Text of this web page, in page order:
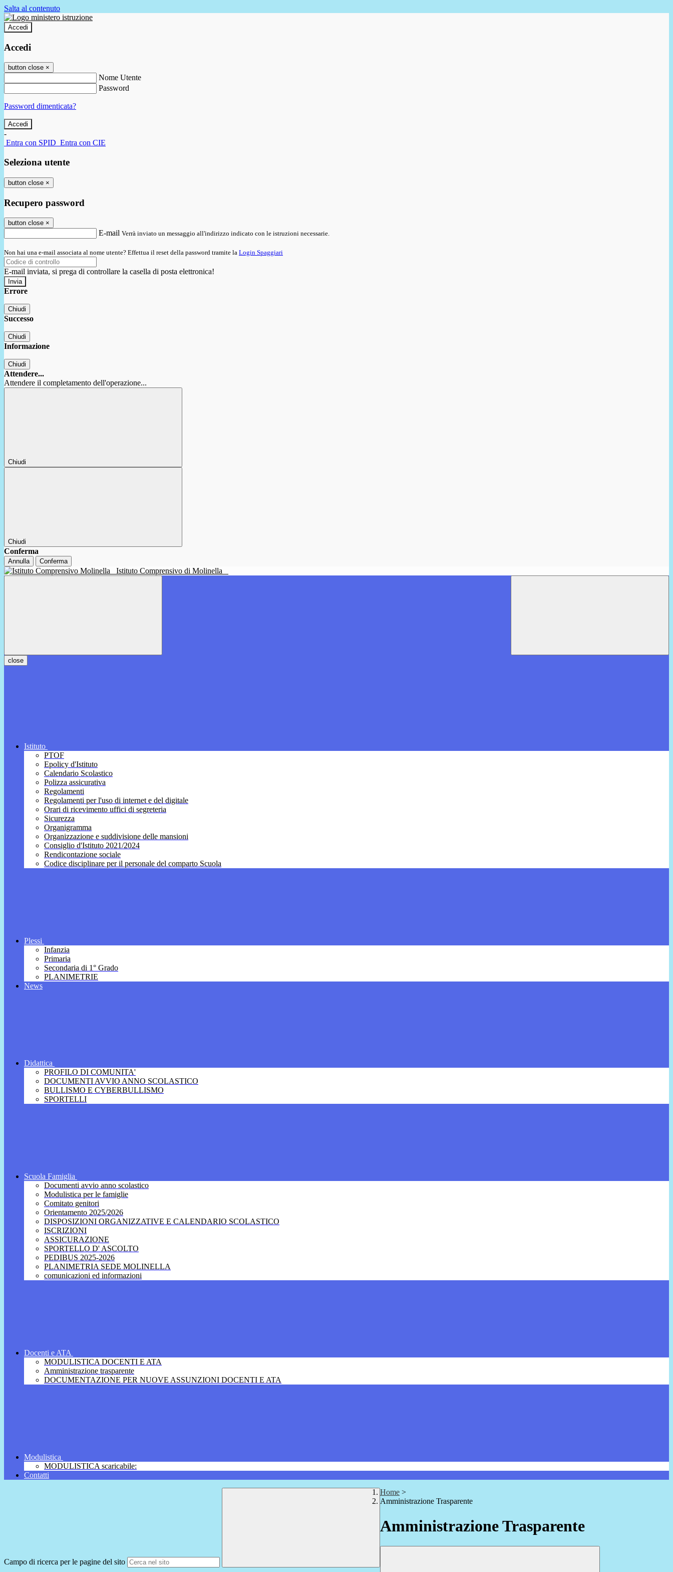
Salta al contenuto
Accedi
Accedi
button close ×
Nome Utente
Password
Password dimenticata?
-
Entra con SPID Entra con CIE
Seleziona utente
button close ×
Recupero password
button close ×
E-mail Verrà inviato un messaggio all'indirizzo indicato con le istruzioni necessarie.
Non hai una e-mail associata al nome utente? Effettua il reset della password tramite la Login Spaggiari
E-mail inviata, si prega di controllare la casella di posta elettronica!
Errore
Chiudi
Successo
Chiudi
Informazione
Chiudi
Attendere...
Attendere il completamento dell'operazione...
Chiudi
Chiudi
Conferma
Annulla Conferma
Istituto Comprensivo di Molinella
close
Istituto
PTOF
Epolicy d'Istituto
Calendario Scolastico
Polizza assicurativa
Regolamenti
Regolamenti per l'uso di internet e del digitale
Orari di ricevimento uffici di segreteria
Sicurezza
Organigramma
Organizzazione e suddivisione delle mansioni
Consiglio d'Istituto 2021/2024
Rendicontazione sociale
Codice disciplinare per il personale del comparto Scuola
Plessi
Infanzia
Primaria
Secondaria di 1° Grado
PLANIMETRIE
News
Didattica
PROFILO DI COMUNITA'
DOCUMENTI AVVIO ANNO SCOLASTICO
BULLISMO E CYBERBULLISMO
SPORTELLI
Scuola Famiglia
Documenti avvio anno scolastico
Modulistica per le famiglie
Comitato genitori
Orientamento 2025/2026
DISPOSIZIONI ORGANIZZATIVE E CALENDARIO SCOLASTICO
ISCRIZIONI
ASSICURAZIONE
SPORTELLO D' ASCOLTO
PEDIBUS 2025-2026
PLANIMETRIA SEDE MOLINELLA
comunicazioni ed informazioni
Docenti e ATA
MODULISTICA DOCENTI E ATA
Amministrazione trasparente
DOCUMENTAZIONE PER NUOVE ASSUNZIONI DOCENTI E ATA
Modulistica
MODULISTICA scaricabile:
Contatti
Campo di ricerca per le pagine del sito
Home >
Amministrazione Trasparente
Amministrazione Trasparente